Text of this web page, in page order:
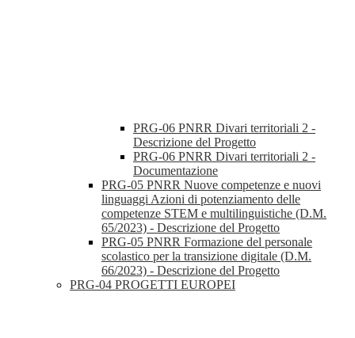
PRG-06 PNRR Divari territoriali 2 -
Descrizione del Progetto
PRG-06 PNRR Divari territoriali 2 -
Documentazione
PRG-05 PNRR Nuove competenze e nuovi
linguaggi Azioni di potenziamento delle
competenze STEM e multilinguistiche (D.M.
65/2023) - Descrizione del Progetto
PRG-05 PNRR Formazione del personale
scolastico per la transizione digitale (D.M.
66/2023) - Descrizione del Progetto
PRG-04 PROGETTI EUROPEI